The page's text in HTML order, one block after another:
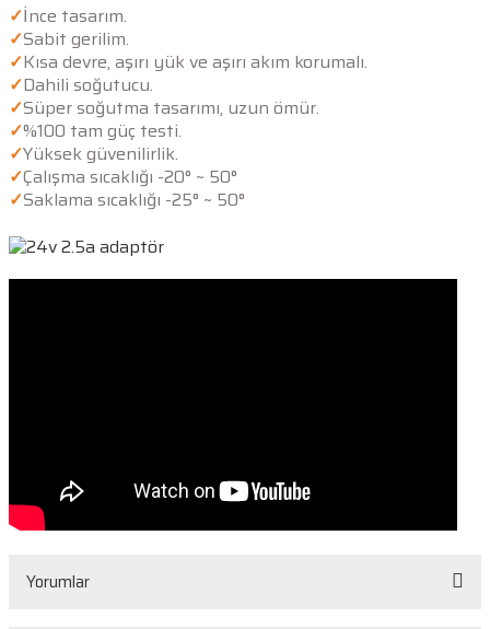
✓İnce tasarım.
✓Sabit gerilim.
✓Kısa devre, aşırı yük ve aşırı akım korumalı.
✓Dahili soğutucu.
✓Süper soğutma tasarımı, uzun ömür.
✓%100 tam güç testi.
✓Yüksek güvenilirlik.
✓Çalışma sıcaklığı -20° ~ 50°
✓Saklama sıcaklığı -25° ~ 50°
Yorumlar